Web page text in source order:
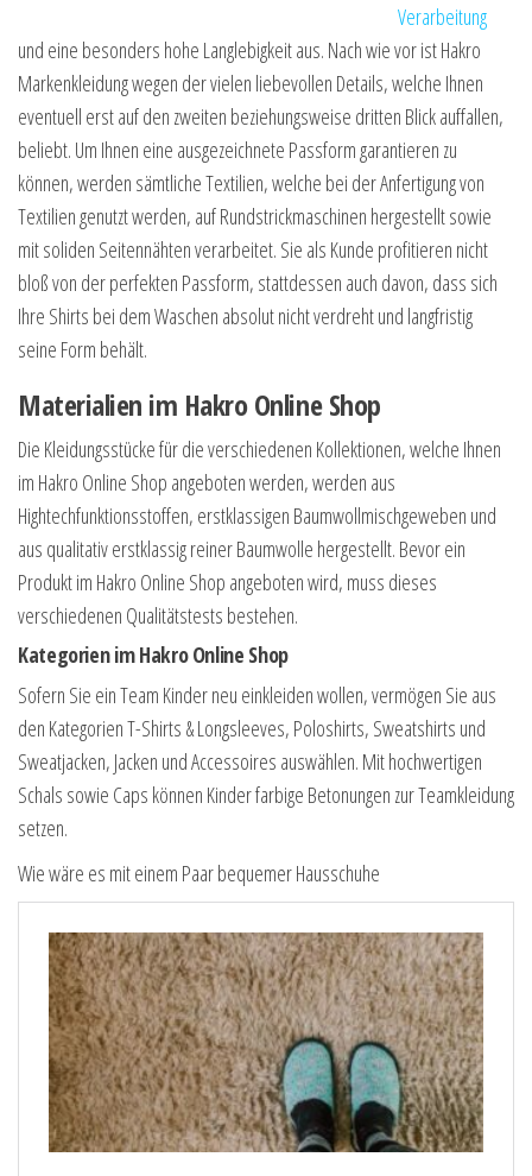
Verarbeitung
und eine besonders hohe Langlebigkeit aus. Nach wie vor ist Hakro
Markenkleidung wegen der vielen liebevollen Details, welche Ihnen
eventuell erst auf den zweiten beziehungsweise dritten Blick auffallen,
beliebt. Um Ihnen eine ausgezeichnete Passform garantieren zu
können, werden sämtliche Textilien, welche bei der Anfertigung von
Textilien genutzt werden, auf Rundstrickmaschinen hergestellt sowie
mit soliden Seitennähten verarbeitet. Sie als Kunde profitieren nicht
bloß von der perfekten Passform, stattdessen auch davon, dass sich
Ihre Shirts bei dem Waschen absolut nicht verdreht und langfristig
seine Form behält.
Materialien im Hakro Online Shop
Die Kleidungsstücke für die verschiedenen Kollektionen, welche Ihnen
im Hakro Online Shop angeboten werden, werden aus
Hightechfunktionsstoffen, erstklassigen Baumwollmischgeweben und
aus qualitativ erstklassig reiner Baumwolle hergestellt. Bevor ein
Produkt im Hakro Online Shop angeboten wird, muss dieses
verschiedenen Qualitätstests bestehen.
Kategorien im Hakro Online Shop
Sofern Sie ein Team Kinder neu einkleiden wollen, vermögen Sie aus
den Kategorien T-Shirts & Longsleeves, Poloshirts, Sweatshirts und
Sweatjacken, Jacken und Accessoires auswählen. Mit hochwertigen
Schals sowie Caps können Kinder farbige Betonungen zur Teamkleidung
setzen.
Wie wäre es mit einem Paar bequemer Hausschuhe